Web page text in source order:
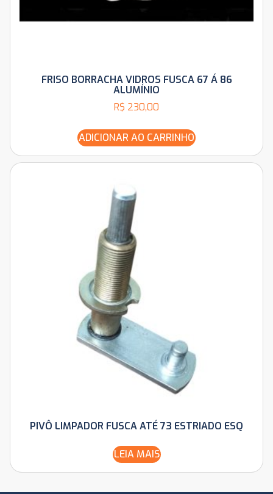
FRISO BORRACHA VIDROS FUSCA 67 Á 86
ALUMÍNIO
R$ 230,00
ADICIONAR AO CARRINHO
PIVÔ LIMPADOR FUSCA ATÉ 73 ESTRIADO ESQ
LEIA MAIS